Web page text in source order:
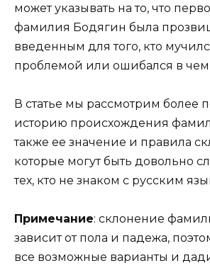
может указывать на то, что
фамилия Бодягин была
введенным для того, кто
проблемой или ошибался в
В статье мы рассмотрим более
историю происхождения
также ее значение и правила
которые могут быть довольно
тех, кто не знаком с русским
Примечание: склонение
зависит от пола и падежа,
все возможные варианты и